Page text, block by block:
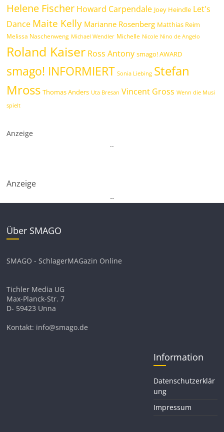
Helene Fischer Howard Carpendale Joey Heindle Let's
Dance Maite Kelly Marianne Rosenberg Matthias Reim
Melissa Naschenweng Michael Wendler Michelle Nicole Nino de Angelo
Roland Kaiser Ross Antony smago! AWARD
smago! INFORMIERT Sonia Liebing Stefan
Mross Thomas Anders Uta Bresan Vincent Gross Wenn die Musi
spielt
Anzeige
..
Anzeige
..
Über SMAGO
SMAGO - SchlagerMAGazin Online
Tichler Media UG
Max-Planck-Str. 7
D- 59423 Unna
Kontakt: info@smago.de
Information
Datenschutzerklär
ung
Impressum